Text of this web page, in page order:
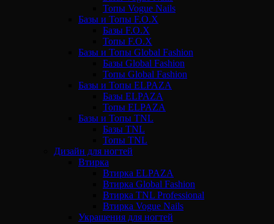
Топы Vogue Nails
Базы и Топы F.O.X
Базы F.O.X
Топы F.O.X
Базы и Топы Global Fashion
Базы Global Fashion
Топы Global Fashion
Базы и Топы ELPAZA
Базы ELPAZA
Топы ELPAZA
Базы и Топы TNL
Базы TNL
Топы TNL
Дизайн для ногтей
Втирка
Втирка ELPAZA
Втирка Global Fashion
Втирка TNL Professional
Втирка Vogue Nails
Украшения для ногтей